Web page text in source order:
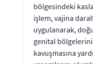
bölgesindeki
işlem, vajina
uygulanarak,
genital
kavuşmasına